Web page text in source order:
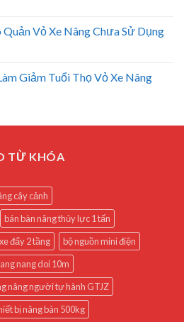
Vỏ Xe Nâng Chưa Sử Dụng
Giảm Tuổi Thọ Vỏ Xe Nâng
TỪ KHÓA
cây cảnh
bán bàn nâng thủy lực 1 tấn
đẩy 2 tầng
bộ nguồn mini điện
nang doi 10m
nâng người tự hành GTJZ
bị nâng bàn 500kg